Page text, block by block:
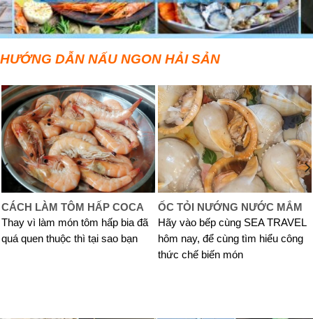
HƯỚNG DẪN NẤU NGON HẢI SẢN
CÁCH LÀM TÔM HẤP COCA
Thay vì làm món tôm hấp bia đã
quá quen thuộc thì tại sao bạn
ỐC TỎI NƯỚNG NƯỚC MẮM
Hãy vào bếp cùng SEA TRAVEL
hôm nay, để cùng tìm hiểu công
thức chế biến món